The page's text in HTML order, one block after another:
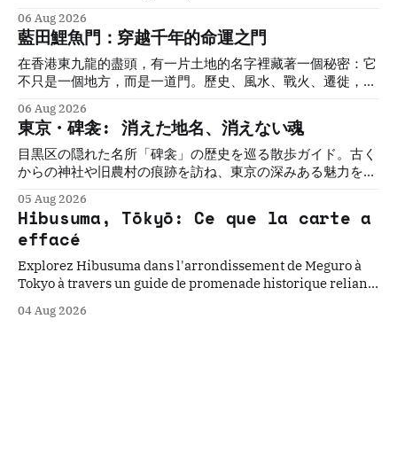
history books record. Five stories. One gateway. The
geography that made them all inevitable.
06 Aug 2026
藍田鯉魚門：穿越千年的命運之門
在香港東九龍的盡頭，有一片土地的名字裡藏著一個秘密：它
不只是一個地方，而是一道門。歷史、風水、戰火、遷徙，在
06 Aug 2026
東京・碑衾: 消えた地名、消えない魂
目黒区の隠れた名所「碑衾」の歴史を巡る散歩ガイド。古く
からの神社や旧農村の痕跡を訪ね、東京の深みある魅力を再
05 Aug 2026
Hibusuma, Tōkyō: Ce que la carte a
effacé
Explorez Hibusuma dans l'arrondissement de Meguro à
Tokyo à travers un guide de promenade historique reliant
paisibles.
04 Aug 2026